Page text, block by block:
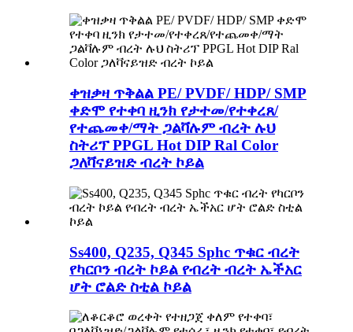
ቀዝቃዛ ጥቅልል ​​PE/ PVDF/ HDP/ SMP
ቀድሞ የተቀባ ዚንክ የታተመ/የተቀረጸ/
የተጨመቀ/ማት ጋልቫሉም ብረት ሉህ
ስትሪፕ PPGL Hot DIP Ral Color
ጋለቫናይዝድ ብረት ኮይል
Ss400, Q235, Q345 Sphc ጥቁር ብረት
የካርቦን ብረት ኮይል የብረት ብረት ኤችአር
ሆት ሮልድ ስቲል ኮይል